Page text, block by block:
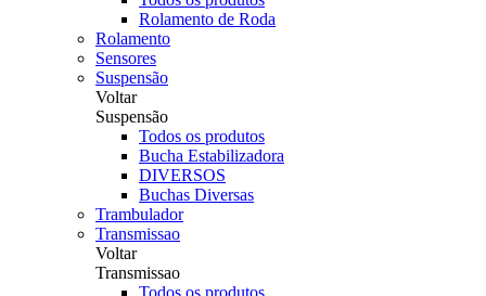
Rolamento de Roda
Rolamento
Sensores
Suspensão
Voltar
Suspensão
Todos os produtos
Bucha Estabilizadora
DIVERSOS
Buchas Diversas
Trambulador
Transmissao
Voltar
Transmissao
Todos os produtos